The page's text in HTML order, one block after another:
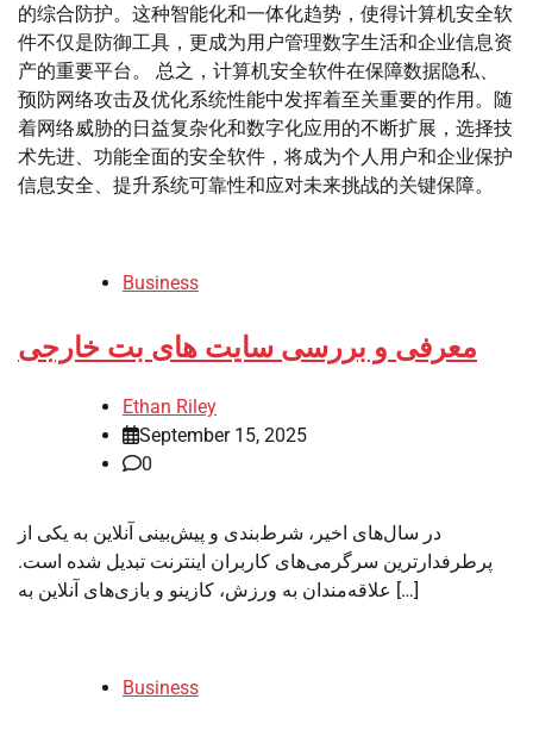
的综合防护。这种智能化和一体化趋势，使得计算机安全软
件不仅是防御工具，更成为用户管理数字生活和企业信息资
产的重要平台。 总之，计算机安全软件在保障数据隐私、
预防网络攻击及优化系统性能中发挥着至关重要的作用。随
着网络威胁的日益复杂化和数字化应用的不断扩展，选择技
术先进、功能全面的安全软件，将成为个人用户和企业保护
信息安全、提升系统可靠性和应对未来挑战的关键保障。
Business
معرفی و بررسی سایت های بت خارجی
Ethan Riley
September 15, 2025
0
در سال‌های اخیر، شرط‌بندی و پیش‌بینی آنلاین به یکی از
پرطرفدارترین سرگرمی‌های کاربران اینترنت تبدیل شده است.
علاقه‌مندان به ورزش، کازینو و بازی‌های آنلاین به […]
Business